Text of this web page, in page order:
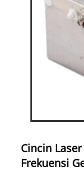
Cincin
Frekuensi